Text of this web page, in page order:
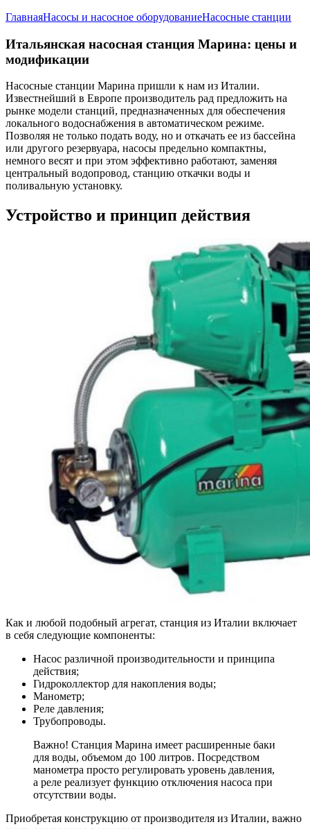
ГлавнаяНасосы и насосное оборудованиеНасосные станции
Итальянская насосная станция Марина: цены и
модификации
Насосные станции Марина пришли к нам из Италии.
Известнейший в Европе производитель рад предложить на
рынке модели станций, предназначенных для обеспечения
локального водоснабжения в автоматическом режиме.
Позволяя не только подать воду, но и откачать ее из бассейна
или другого резервуара, насосы предельно компактны,
немного весят и при этом эффективно работают, заменяя
центральный водопровод, станцию откачки воды и
поливальную установку.
Устройство и принцип действия
Как и любой подобный агрегат, станция из Италии включает
в себя следующие компоненты:
Насос различной производительности и принципа
действия;
Гидроколлектор для накопления воды;
Манометр;
Реле давления;
Трубопроводы.
Важно! Станция Марина имеет расширенные баки
для воды, объемом до 100 литров. Посредством
манометра просто регулировать уровень давления,
а реле реализует функцию отключения насоса при
отсутствии воды.
Приобретая конструкцию от производителя из Италии, важно